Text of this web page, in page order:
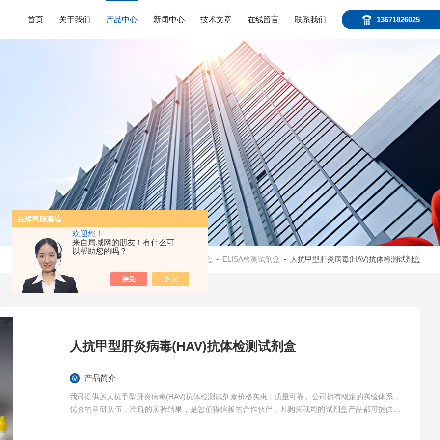
欢迎您！
来自局域网的朋友！有什么可
以帮助您的吗？
13671826025
首页 关于我们 产品中心 新闻中心 技术文章 在线留言 联系我们
检测试剂盒 - ELISA检测试剂盒 - 人抗甲型肝炎病毒(HAV)抗体检测试剂盒
人抗甲型肝炎病毒(HAV)抗体检测试剂盒
产品简介
我司提供的人抗甲型肝炎病毒(HAV)抗体检测试剂盒价格实惠，质量可靠。公司拥有稳定的实验体系，
优秀的科研队伍，准确的实验结果，是您值得信赖的合作伙伴，凡购买我司的试剂盒产品都可提供全